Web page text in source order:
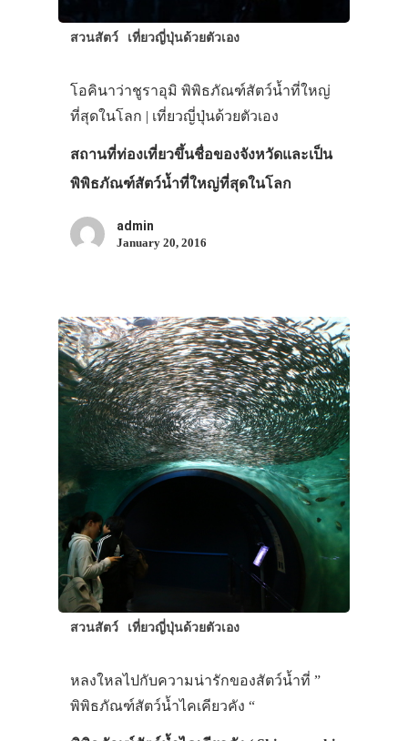
สวนสัตว์ เที่ยวญี่ปุ่นด้วยตัวเอง
โอคินาว่าชูราอุมิ พิพิธภัณฑ์สัตว์น้ำที่ใหญ่
ที่สุดในโลก | เที่ยวญี่ปุ่นด้วยตัวเอง
สถานที่ท่องเที่ยวขึ้นชื่อของจังหวัดและเป็น
พิพิธภัณฑ์สัตว์น้ำที่ใหญ่ที่สุดในโลก
admin
January 20, 2016
สวนสัตว์ เที่ยวญี่ปุ่นด้วยตัวเอง
หลงใหลไปกับความน่ารักของสัตว์น้ำที่ ”
พิพิธภัณฑ์สัตว์น้ำไคเคียวคัง “